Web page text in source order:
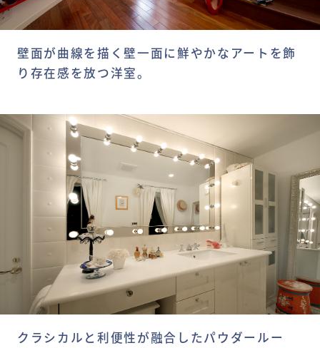
壁面が曲線を描く壁一面に鮮やかなアートを飾
り存在感を放つ洋室。
クラシカルと利便性が融合したパウダールー